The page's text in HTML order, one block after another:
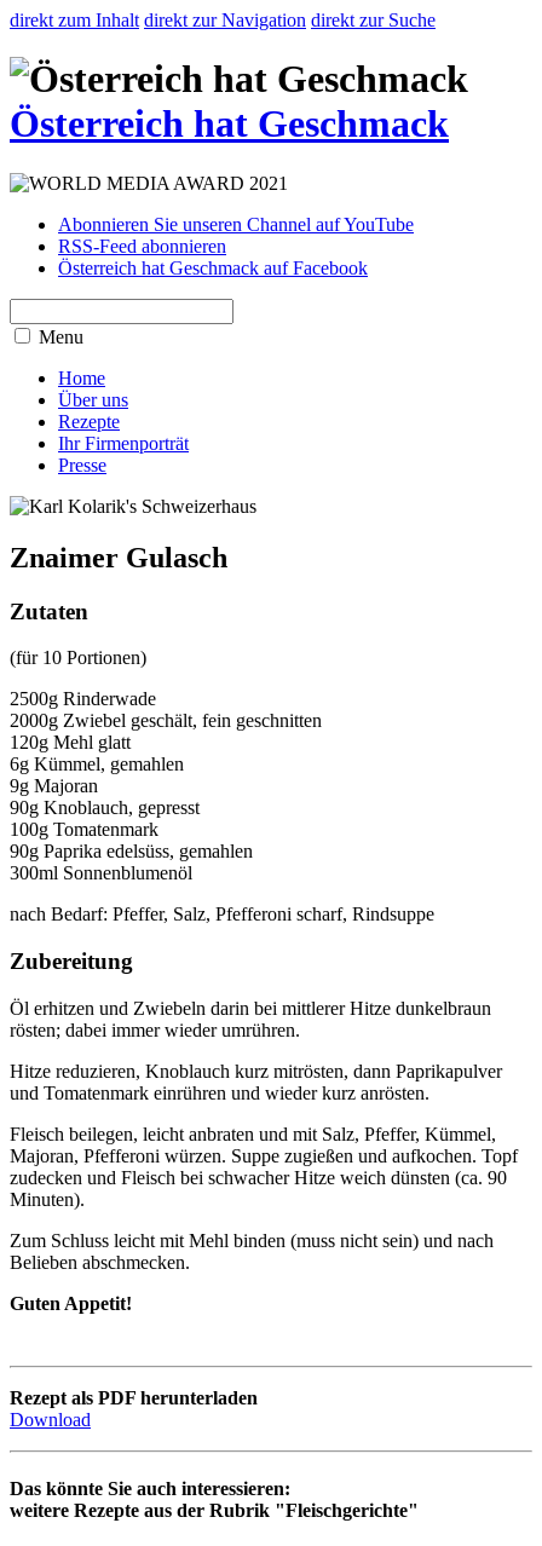
direkt zum Inhalt direkt zur Navigation direkt zur Suche
Österreich hat Geschmack
Abonnieren Sie unseren Channel auf YouTube
RSS-Feed abonnieren
Österreich hat Geschmack auf Facebook
Menu
Home
Über uns
Rezepte
Ihr Firmenporträt
Presse
Znaimer Gulasch
Zutaten
(für 10 Portionen)
2500g Rinderwade
2000g Zwiebel geschält, fein geschnitten
120g Mehl glatt
6g Kümmel, gemahlen
9g Majoran
90g Knoblauch, gepresst
100g Tomatenmark
90g Paprika edelsüss, gemahlen
300ml Sonnenblumenöl
nach Bedarf: Pfeffer, Salz, Pfefferoni scharf, Rindsuppe
Zubereitung
Öl erhitzen und Zwiebeln darin bei mittlerer Hitze dunkelbraun
rösten; dabei immer wieder umrühren.
Hitze reduzieren, Knoblauch kurz mitrösten, dann Paprikapulver
und Tomatenmark einrühren und wieder kurz anrösten.
Fleisch beilegen, leicht anbraten und mit Salz, Pfeffer, Kümmel,
Majoran, Pfefferoni würzen. Suppe zugießen und aufkochen. Topf
zudecken und Fleisch bei schwacher Hitze weich dünsten (ca. 90
Minuten).
Zum Schluss leicht mit Mehl binden (muss nicht sein) und nach
Belieben abschmecken.
Guten Appetit!
Rezept als PDF herunterladen
Download
Das könnte Sie auch interessieren:
weitere Rezepte aus der Rubrik "Fleischgerichte"